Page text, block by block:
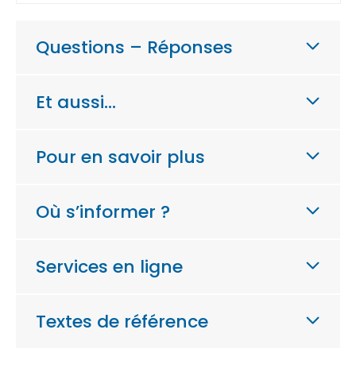
Questions – Réponses
Et aussi…
Pour en savoir plus
Où s’informer ?
Services en ligne
Textes de référence